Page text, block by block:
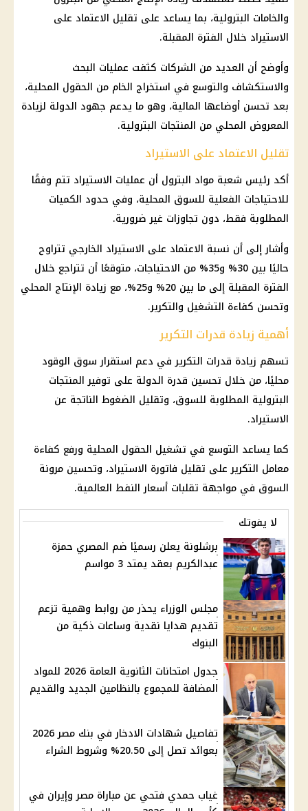
والخامات البترولية، بما يساعد على تقليل الاعتماد على
الاستيراد خلال الفترة المقبلة.
وأوضح أن العديد من الشركات كثفت عمليات البحث
والاستكشاف والتوسع في استخراج الخام من الحقول المحلية،
بعد تحسن أوضاعها المالية، وهو ما يدعم جهود الدولة لزيادة
المعروض المحلي من المنتجات البترولية.
تقليل الاعتماد على الاستيراد
أكد رئيس شعبة مواد البترول أن عمليات الاستيراد تتم وفقًا
للاحتياجات الفعلية للسوق المحلية، وفي حدود الكميات
المطلوبة فقط، دون تجاوزات غير ضرورية.
وأشار إلى أن نسبة الاعتماد على الاستيراد الخارجي تتراوح
حاليًا بين 30% و35% من الاحتياجات، متوقعًا أن تتراجع خلال
الفترة المقبلة إلى ما بين 20% و25%، مع زيادة الإنتاج المحلي
وتحسن كفاءة التشغيل والتكرير.
أهمية زيادة قدرات التكرير
تسهم زيادة قدرات التكرير في دعم استقرار سوق الوقود
محليًا، من خلال تحسين قدرة الدولة على توفير المنتجات
البترولية المطلوبة للسوق، وتقليل الضغوط الناتجة عن
الاستيراد.
كما يساعد التوسع في تشغيل الحقول المحلية ورفع كفاءة
معامل التكرير على تقليل فاتورة الاستيراد، وتحسين مرونة
السوق في مواجهة تقلبات أسعار النفط العالمية.
لا يفوتك
برشلونة يعلن رسميًا ضم المصري حمزة
عبدالكريم بعقد يمتد 3 مواسم
مجلس الوزراء يحذر من روابط وهمية تزعم
تقديم هدايا نقدية وساعات ذكية من
البنوك
جدول امتحانات الثانوية العامة 2026 للمواد
المضافة للمجموع بالنظامين الجديد والقديم
تفاصيل شهادات الادخار في بنك مصر 2026
بعوائد تصل إلى 20.50% وشروط الشراء
غياب حمدي فتحي عن مباراة مصر وإيران في